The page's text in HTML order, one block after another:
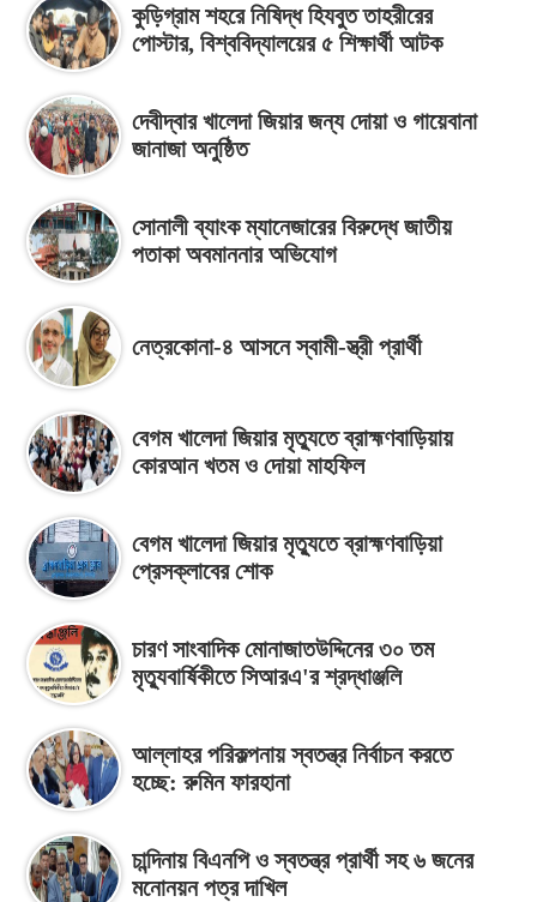
কুড়িগ্রাম শহরে নিষিদ্ধ হিযবুত তাহরীরের
পোস্টার, বিশ্ববিদ্যালয়ের ৫ শিক্ষার্থী আটক
দেবীদ্বার খালেদা জিয়ার জন্য দোয়া ও গায়েবানা
জানাজা অনুষ্ঠিত
সোনালী ব্যাংক ম্যানেজারের বিরুদ্ধে জাতীয়
পতাকা অবমাননার অভিযোগ
নেত্রকোনা-৪ আসনে স্বামী-স্ত্রী প্রার্থী
বেগম খালেদা জিয়ার মৃত্যুতে ব্রাহ্মণবাড়িয়ায়
কোরআন খতম ও দোয়া মাহফিল
বেগম খালেদা জিয়ার মৃত্যুতে ব্রাহ্মণবাড়িয়া
প্রেসক্লাবের শোক
চারণ সাংবাদিক মোনাজাতউদ্দিনের ৩০ তম
মৃত্যুবার্ষিকীতে সিআরএ'র শ্রদ্ধাঞ্জলি
আল্লাহর পরিকল্পনায় স্বতন্ত্র নির্বাচন করতে
হচ্ছে: রুমিন ফারহানা
চান্দিনায় বিএনপি ও স্বতন্ত্র প্রার্থী সহ ৬ জনের
মনোনয়ন পত্র দাখিল